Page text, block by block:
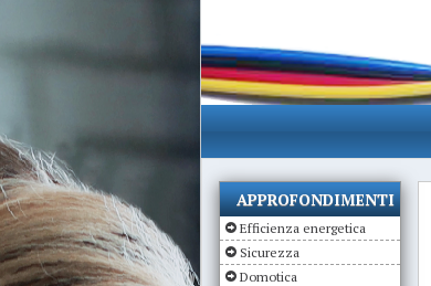
APPROFONDIMENTI
Efficienza energetica
Sicurezza
Domotica